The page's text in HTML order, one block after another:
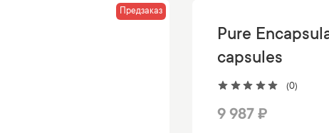
Предзаказ
(0)
Pure
capsules
9 987 ₽